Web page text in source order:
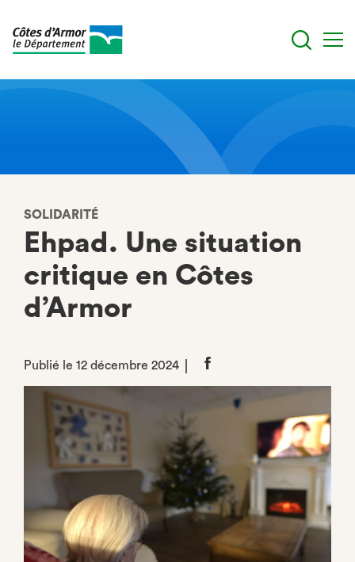
SOLIDARITÉ
Ehpad. Une situation
critique en Côtes
d’Armor
Publié le 12 décembre 2024
Partager
Facebook